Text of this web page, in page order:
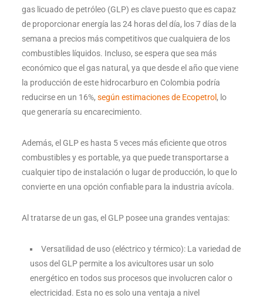
gas licuado de petróleo (GLP) es clave puesto que es capaz
de proporcionar energía las 24 horas del día, los 7 días de la
semana a precios más competitivos que cualquiera de los
combustibles líquidos. Incluso, se espera que sea más
económico que el gas natural, ya que desde el año que viene
la producción de este hidrocarburo en Colombia podría
reducirse en un 16%, según estimaciones de Ecopetrol , lo
que generaría su encarecimiento.
Además, el GLP es hasta 5 veces más eficiente que otros
combustibles y es portable, ya que puede transportarse a
cualquier tipo de instalación o lugar de producción, lo que lo
convierte en una opción confiable para la industria avícola.
Al tratarse de un gas, el GLP posee una grandes ventajas:
Versatilidad de uso (eléctrico y térmico): La variedad de
usos del GLP permite a los avicultores usar un solo
energético en todos sus procesos que involucren calor o
electricidad. Esta no es solo una ventaja a nivel